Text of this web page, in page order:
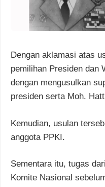
Dengan aklamasi atas
pemilihan Presiden dan
dengan mengusulkan
presiden serta Moh.
Kemudian, usulan
anggota PPKI.
Sementara itu, tugas
Komite Nasional